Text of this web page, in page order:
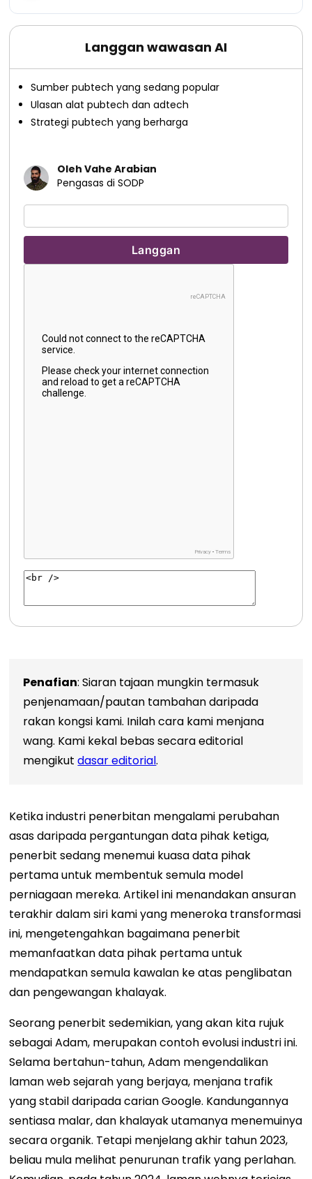
Langgan wawasan AI
Sumber pubtech yang sedang popular
Ulasan alat pubtech dan adtech
Strategi pubtech yang berharga
Oleh Vahe Arabian
Pengasas di SODP
Penafian: Siaran tajaan mungkin termasuk
penjenamaan/pautan tambahan daripada
rakan kongsi kami. Inilah cara kami menjana
wang. Kami kekal bebas secara editorial
mengikutdasar editorial.
Ketika industri penerbitan mengalami perubahan
asas daripada pergantungan data pihak ketiga,
penerbit sedang menemui kuasa data pihak
pertama untuk membentuk semula model
perniagaan mereka. Artikel ini menandakan ansuran
terakhir dalam siri kami yang meneroka transformasi
ini, mengetengahkan bagaimana penerbit
memanfaatkan data pihak pertama untuk
mendapatkan semula kawalan ke atas penglibatan
dan pengewangan khalayak.
Seorang penerbit sedemikian, yang akan kita rujuk
sebagai Adam, merupakan contoh evolusi industri ini.
Selama bertahun-tahun, Adam mengendalikan
laman web sejarah yang berjaya, menjana trafik
yang stabil daripada carian Google. Kandungannya
sentiasa malar, dan khalayak utamanya menemuinya
secara organik. Tetapi menjelang akhir tahun 2023,
beliau mula melihat penurunan trafik yang perlahan.